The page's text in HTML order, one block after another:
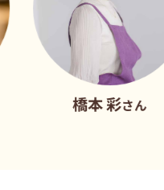
さん